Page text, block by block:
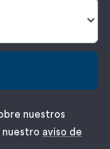
nuestros
nuestro aviso de